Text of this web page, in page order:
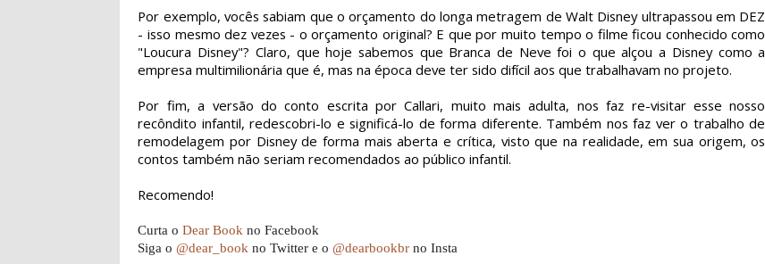
Por exemplo, vocês sabiam que o orçamento do longa metragem de Walt Disney ultrapassou em DEZ
- isso mesmo dez vezes - o orçamento original? E que por muito tempo o filme ficou conhecido como
"Loucura Disney"? Claro, que hoje sabemos que Branca de Neve foi o que alçou a Disney como a
empresa multimilionária que é, mas na época deve ter sido difícil aos que trabalhavam no projeto.
Por fim, a versão do conto escrita por Callari, muito mais adulta, nos faz re-visitar esse nosso
recôndito infantil, redescobri-lo e significá-lo de forma diferente. Também nos faz ver o trabalho de
remodelagem por Disney de forma mais aberta e crítica, visto que na realidade, em sua origem, os
contos também não seriam recomendados ao público infantil.
Recomendo!
Curta oDear Book no Facebook
Siga o@dear_book no Twitter e o@dearbookbr no Insta